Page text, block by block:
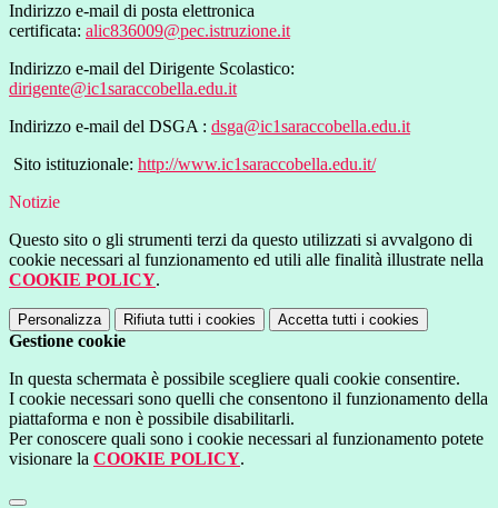
Indirizzo e-mail di posta elettronica
certificata: alic836009@pec.istruzione.it
Indirizzo e-mail del Dirigente Scolastico:
dirigente@ic1saraccobella.edu.it
Indirizzo e-mail del DSGA : dsga@ic1saraccobella.edu.it
Sito istituzionale: http://www.ic1saraccobella.edu.it/
Notizie
Questo sito o gli strumenti terzi da questo utilizzati si avvalgono di
cookie necessari al funzionamento ed utili alle finalità illustrate nella
COOKIE POLICY.
Personalizza Rifiuta tutti i cookies Accetta tutti i cookies
Gestione cookie
In questa schermata è possibile scegliere quali cookie consentire.
I cookie necessari sono quelli che consentono il funzionamento della
piattaforma e non è possibile disabilitarli.
Per conoscere quali sono i cookie necessari al funzionamento potete
visionare la COOKIE POLICY.